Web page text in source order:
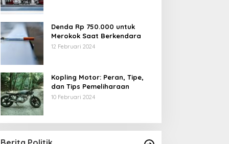
Denda Rp 750.000 untuk
Merokok Saat Berkendara
12 Februari 2024
Kopling Motor: Peran, Tipe,
dan Tips Pemeliharaan
10 Februari 2024